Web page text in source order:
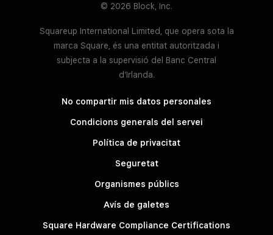
© 2026 Block, Inc.
Squareup International Limited, que opera sota la
marca Square, és una entitat autoritzada i
subjecta a la supervisió del Banc Central
d’Irlanda.
No compartir mis datos personales
Condicions generals del servei
Política de privacitat
Seguretat
Organismes públics
Avís de galetes
Square Hardware Compliance Certifications